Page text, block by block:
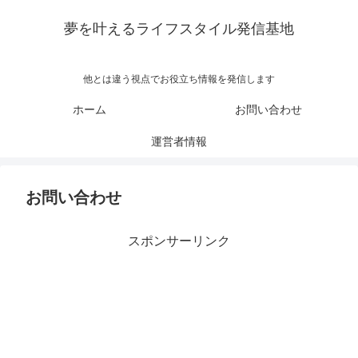
夢を叶えるライフスタイル発信基地
他とは違う視点でお役立ち情報を発信します
ホーム お問い合わせ
運営者情報
お問い合わせ
スポンサーリンク